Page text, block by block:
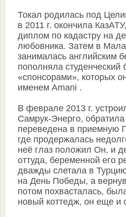
Токал родилась под
в 2011 г. окончила
диплом по кадастру на
любовника. Затем в
занималась английским
пополняла
«спонсорами», которых
именем Amani .
В феврале 2013 г.
Самрук-Энерго,
переведена в приемную
где продержалась
неё глаз положил Он, и
оттуда, беременной его
дважды слетала в
на День Победы, а
потом похвасталась,
новый коттедж, он еще и